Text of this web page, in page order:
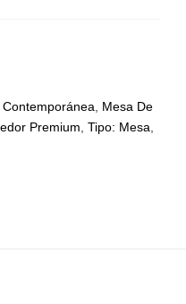
Contemporánea
Mesa De
Premium ,Tipo: Mesa